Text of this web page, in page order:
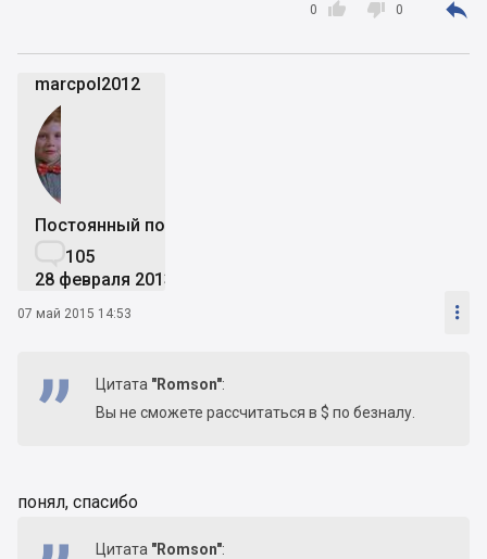

0  0 
marcpol2012
Постоянный пользователь
105
28 февраля 2013
07 май 2015 14:53 
Цитата "Romson":
Вы не сможете рассчитаться в $ по безналу.
понял, спасибо
Цитата "Romson":